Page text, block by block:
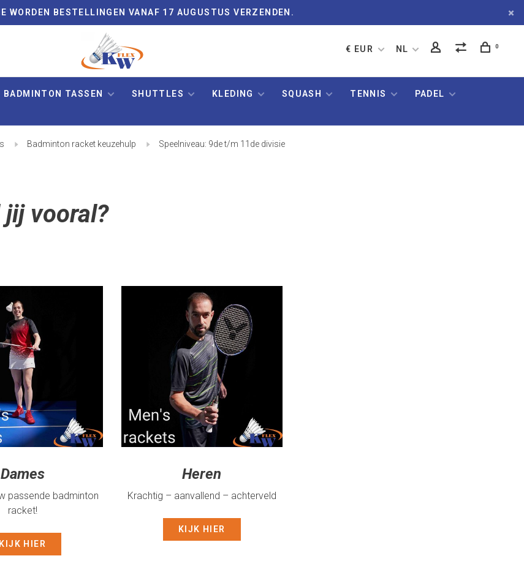
WORDEN BESTELLINGEN VANAF 17 AUGUSTUS VERZENDEN.
€ EUR NL 0
BADMINTON TASSEN SHUTTLES KLEDING SQUASH TENNIS
PADEL
Badminton racket keuzehulp Speelniveau: 9de t/m 11de divisie
vooral?
Dames
passende badminton
racket!
KIJK HIER
Heren
Krachtig – aanvallend – achterveld
KIJK HIER